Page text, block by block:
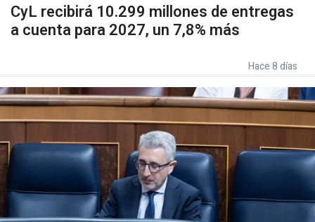
CyL recibirá 10.299 millones de entregas
a cuenta para 2027, un 7,8% más
Hace 8 días